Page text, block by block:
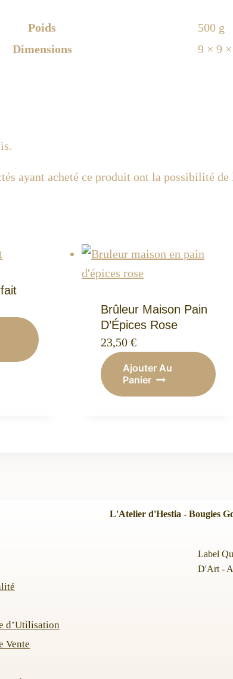
Poids
500 g
Dimensions
9 × 9
ayant acheté ce produit ont la possibilité de
Brûleur Maison Pain
D’Épices Rose
23,50 €
Ajouter Au
Panier
L'Atelier d'Hestia - Bougies
Label
D'Art -
d’Utilisation
Vente